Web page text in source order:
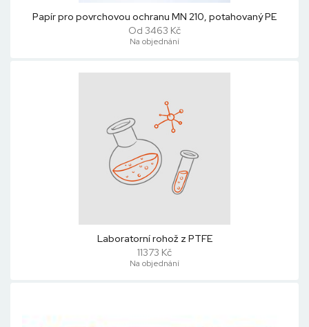
Papír pro povrchovou ochranu MN 210, potahovaný PE
Od 3463 Kč
Na objednání
Laboratorní rohož z PTFE
11373 Kč
Na objednání